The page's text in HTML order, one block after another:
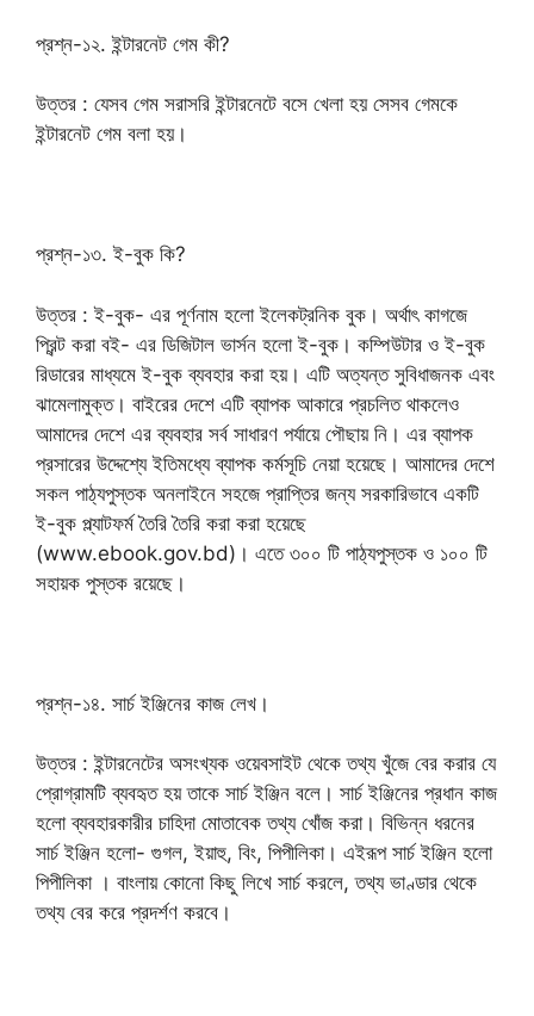
প্রশ্ন-১২. ইন্টারনেট গেম কী?
উত্তর : যেসব গেম সরাসরি ইন্টারনেটে বসে খেলা হয় সেসব গেমকে
ইন্টারনেট গেম বলা হয়।
প্রশ্ন-১৩. ই-বুক কি?
উত্তর : ই-বুক- এর পূর্ণনাম হলো ইলেকট্রনিক বুক। অর্থাৎ কাগজে
প্রিন্ট করা বই- এর ডিজিটাল ভার্সন হলো ই-বুক। কম্পিউটার ও ই-বুক
রিডারের মাধ্যমে ই-বুক ব্যবহার করা হয়। এটি অত্যন্ত সুবিধাজনক এবং
ঝামেলামুক্ত। বাইরের দেশে এটি ব্যাপক আকারে প্রচলিত থাকলেও
আমাদের দেশে এর ব্যবহার সর্ব সাধারণ পর্যায়ে পৌছায় নি। এর ব্যাপক
প্রসারের উদ্দেশ্যে ইতিমধ্যে ব্যাপক কর্মসূচি নেয়া হয়েছে। আমাদের দেশে
সকল পাঠ্যপুস্তক অনলাইনে সহজে প্রাপ্তির জন্য সরকারিভাবে একটি
ই-বুক প্ল্যাটফর্ম তৈরি তৈরি করা করা হয়েছে
(www.ebook.gov.bd)। এতে ৩০০ টি পাঠ্যপুস্তক ও ১০০ টি
সহায়ক পুস্তক রয়েছে।
প্রশ্ন-১৪. সার্চ ইঞ্জিনের কাজ লেখ।
উত্তর : ইন্টারনেটের অসংখ্যক ওয়েবসাইট থেকে তথ্য খুঁজে বের করার যে
প্রোগ্রামটি ব্যবহৃত হয় তাকে সার্চ ইঞ্জিন বলে। সার্চ ইঞ্জিনের প্রধান কাজ
হলো ব্যবহারকারীর চাহিদা মোতাবেক তথ্য খোঁজ করা। বিভিন্ন ধরনের
সার্চ ইঞ্জিন হলো- গুগল, ইয়াহু, বিং, পিপীলিকা। এইরূপ সার্চ ইঞ্জিন হলো
পিপীলিকা । বাংলায় কোনো কিছু লিখে সার্চ করলে, তথ্য ভাণ্ডার থেকে
তথ্য বের করে প্রদর্শণ করবে।